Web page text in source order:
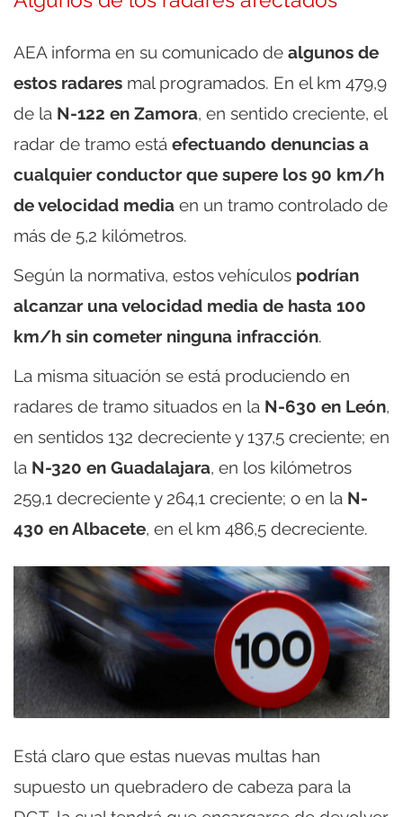
AEA informa en su comunicado de algunos de
estos radares mal programados. En el km 479,9
de la N-122 en Zamora, en sentido creciente, el
radar de tramo está efectuando denuncias a
cualquier conductor que supere los 90 km/h
de velocidad media en un tramo controlado de
más de 5,2 kilómetros.
Según la normativa, estos vehículos podrían
alcanzar una velocidad media de hasta 100
km/h sin cometer ninguna infracción.
La misma situación se está produciendo en
radares de tramo situados en la N-630 en León,
en sentidos 132 decreciente y 137,5 creciente; en
la N-320 en Guadalajara, en los kilómetros
259,1 decreciente y 264,1 creciente; o en la N-
430 en Albacete, en el km 486,5 decreciente.
Está claro que estas nuevas multas han
supuesto un quebradero de cabeza para la